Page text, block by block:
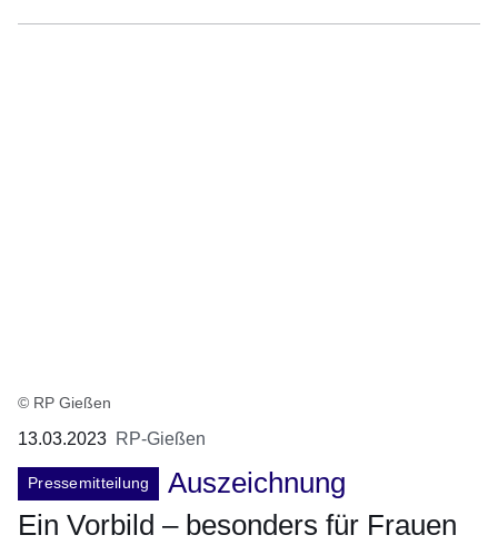
© RP Gießen
13.03.2023 RP-Gießen
Pressemitteilung
Auszeichnung
Ein Vorbild – besonders für Frauen